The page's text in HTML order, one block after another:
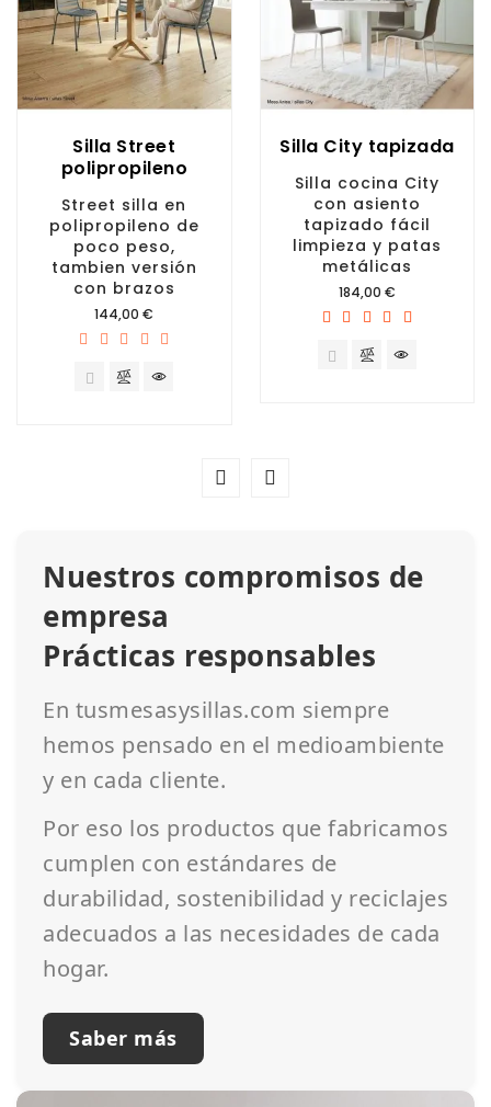
Silla Street
polipropileno
Street silla en
polipropileno de
poco peso,
tambien versión
con brazos
Precio
144,00 €
Silla City tapizada
Silla cocina City
con asiento
tapizado fácil
limpieza y patas
metálicas
Precio
184,00 €
Nuestros compromisos de
empresa
Prácticas responsables
En tusmesasysillas.com siempre
hemos pensado en el medioambiente
y en cada cliente.
Por eso los productos que fabricamos
cumplen con estándares de
durabilidad, sostenibilidad y reciclajes
adecuados a las necesidades de cada
hogar.
Saber más